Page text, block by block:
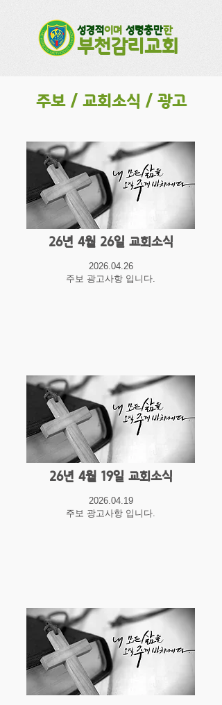
성경적이며 성령충만한
부천감리교회​
주보 / 교회소식 / 광고
26년 4월 26일 교회소식
2026.04.26
주보 광고사항 입니다.
26년 4월 19일 교회소식
2026.04.19
주보 광고사항 입니다.